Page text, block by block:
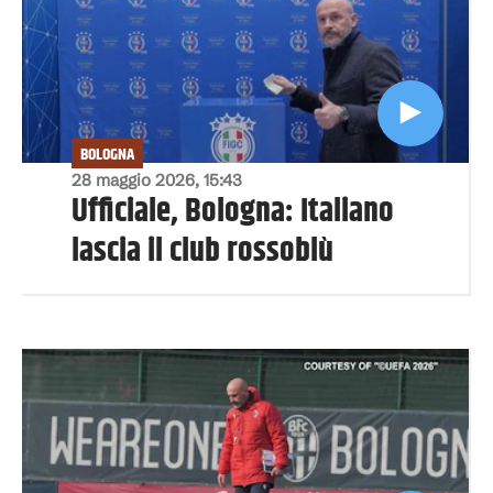
28 maggio 2026, 15:43
BOLOGNA
Ufficiale, Bologna: Italiano
lascia il club rossoblù